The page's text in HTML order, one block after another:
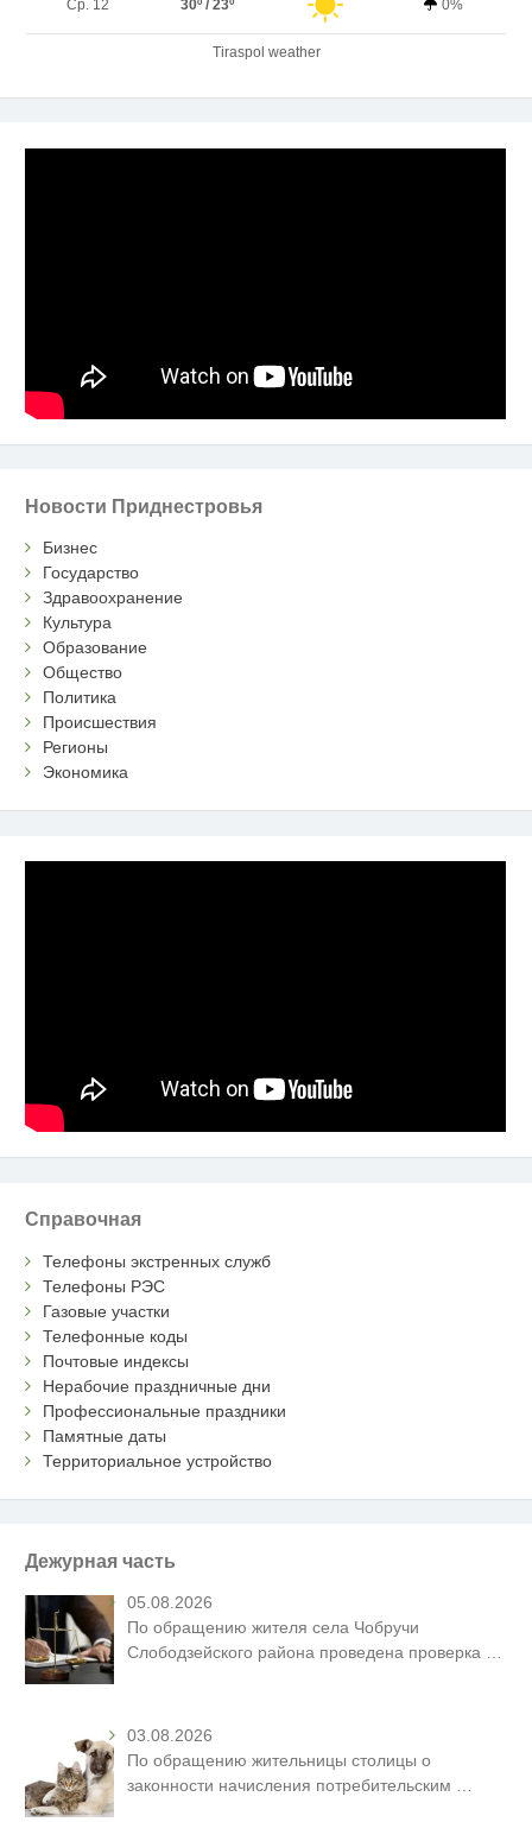
Ср. 12 30º / 23º 0%
Tiraspol weather
Новости Приднестровья
Бизнес
Государство
Здравоохранение
Культура
Образование
Общество
Политика
Происшествия
Регионы
Экономика
Справочная
Телефоны экстренных служб
Телефоны РЭС
Газовые участки
Телефонные коды
Почтовые индексы
Нерабочие праздничные дни
Профессиональные праздники
Памятные даты
Территориальное устройство
Дежурная часть
05.08.2026
По обращению жителя села Чобручи
Слободзейского района проведена проверка …
03.08.2026
По обращению жительницы столицы о
законности начисления потребительским